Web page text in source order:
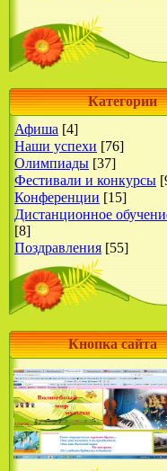
Категории
Афиша [4]
Наши успехи [76]
Олимпиады [37]
Фестивали и конкурсы
Конференции [15]
Дистанционное
[8]
Поздравления [55]
Кнопка сайта